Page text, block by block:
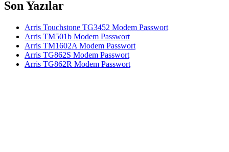
Son Yazılar
Arris Touchstone TG3452 Modem Passwort
Arris TM501b Modem Passwort
Arris TM1602A Modem Passwort
Arris TG862S Modem Passwort
Arris TG862R Modem Passwort